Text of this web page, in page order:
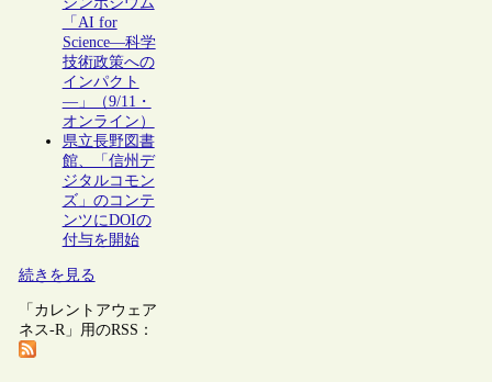
「AI for
Science―科学
技術政策への
インパクト
―」（9/11・
オンライン）
県立長野図書
館、「信州デ
ジタルコモン
ズ」のコンテ
ンツにDOIの
付与を開始
続きを見る
「カレントアウェア
ネス-R」用のRSS：